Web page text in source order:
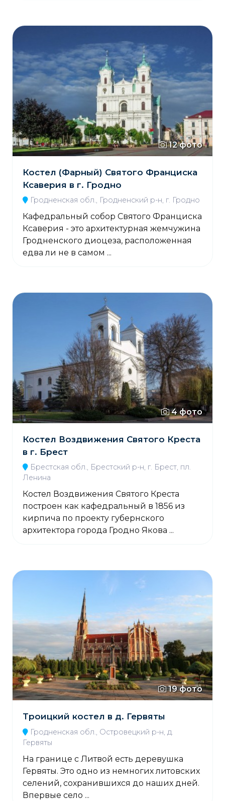
12 фото
Костел (Фарный) Святого Франциска
Ксаверия в г. Гродно
Гродненская обл., Гродненский р-н, г. Гродно
Кафедральный собор Святого Франциска
Ксаверия - это архитектурная жемчужина
Гродненского диоцеза, расположенная
едва ли не в самом ...
4 фото
Костел Воздвижения Святого Креста
в г. Брест
Брестская обл., Брестский р-н, г. Брест, пл.
Ленина
Костел Воздвижения Святого Креста
построен как кафедральный в 1856 из
кирпича по проекту губернского
архитектора города Гродно Якова ...
19 фото
Троицкий костел в д. Гервяты
Гродненская обл., Островецкий р-н, д.
Гервяты
На границе с Литвой есть деревушка
Гервяты. Это одно из немногих литовских
селений, сохранившихся до наших дней.
Впервые село ...